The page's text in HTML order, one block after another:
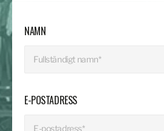
NAMN
E-POSTADRESS